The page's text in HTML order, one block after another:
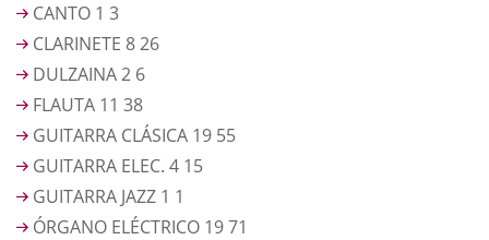
CANTO 1 3
CLARINETE 8 26
DULZAINA 2 6
FLAUTA 11 38
GUITARRA CLÁSICA 19 55
GUITARRA ELEC. 4 15
GUITARRA JAZZ 1 1
ÓRGANO ELÉCTRICO 19 71